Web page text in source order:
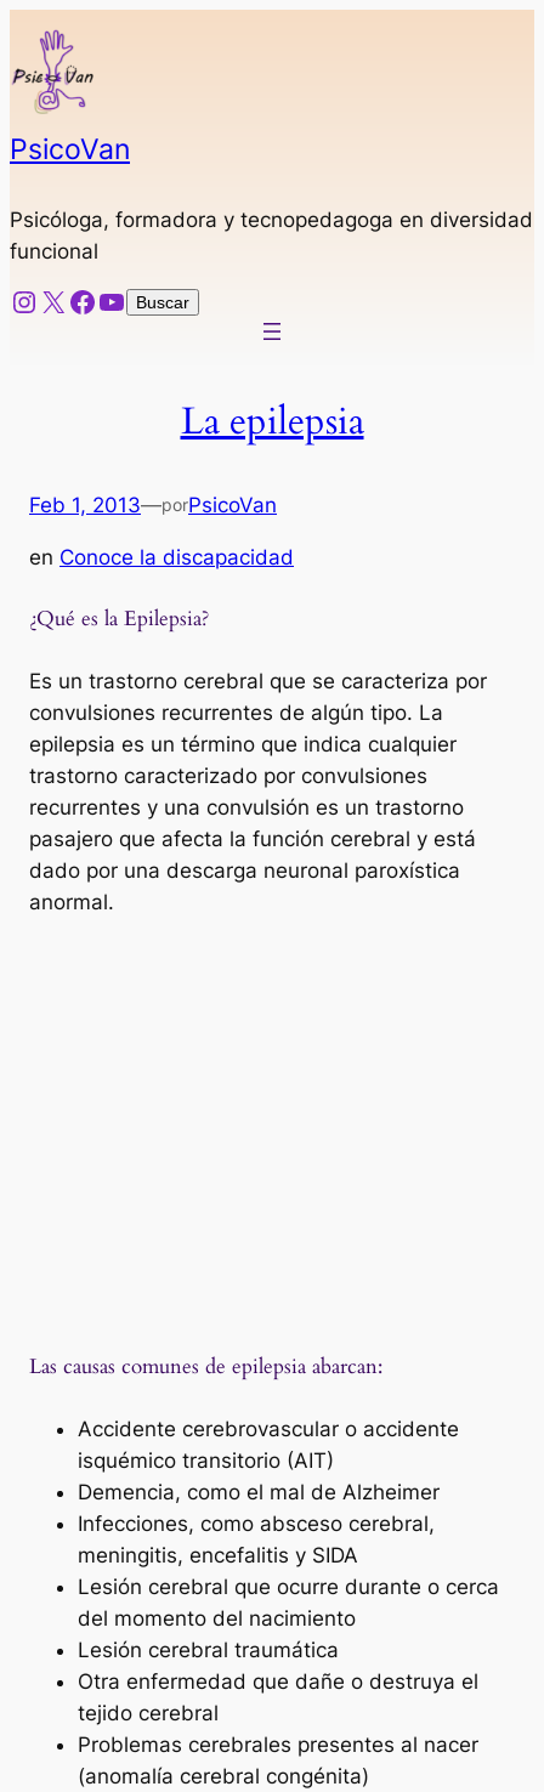
Saltar
contenido
PsicoVan
Psicóloga, formadora y tecnopedagoga en diversidad
funcional
Instagram
X Facebook
YouTube
Buscar
Buscar
La epilepsia
Feb 1, 2013—porPsicoVan
en Conoce la discapacidad
¿Qué es la Epilepsia?
Es un trastorno cerebral que se caracteriza por
convulsiones recurrentes de algún tipo. La
epilepsia es un término que indica cualquier
trastorno caracterizado por convulsiones
recurrentes y una convulsión es un trastorno
pasajero que afecta la función cerebral y está
dado por una descarga neuronal paroxística
anormal.
Las causas comunes de epilepsia abarcan:
Accidente cerebrovascular o accidente
isquémico transitorio (AIT)
Demencia, como el mal de Alzheimer
Infecciones, como absceso cerebral,
meningitis, encefalitis y SIDA
Lesión cerebral que ocurre durante o cerca
del momento del nacimiento
Lesión cerebral traumática
Otra enfermedad que dañe o destruya el
tejido cerebral
Problemas cerebrales presentes al nacer
(anomalía cerebral congénita)